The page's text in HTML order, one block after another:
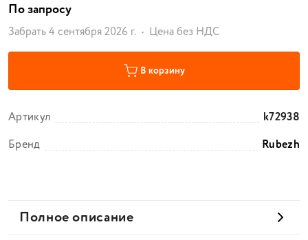
По запросу
Забрать 4 сентября 2026 г. Цена без НДС
В корзину
Артикул
k72938
Бренд
Rubezh
Полное описание